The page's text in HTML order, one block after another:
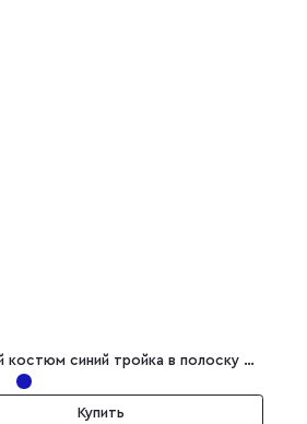
Мужской костюм синий тройка в полоску Damiano
Купить